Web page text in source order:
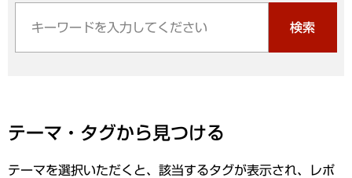
検索
テーマ・タグから見つける
テーマを選択いただくと、該当するタグが表示され、レポ